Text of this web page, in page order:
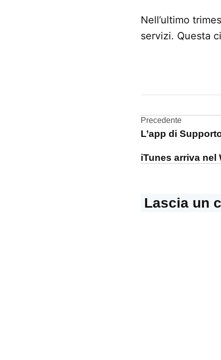
Nell’ultimo
servizi. Questa
center
Precedente
L’app di
iTunes arriva nel
Lascia un